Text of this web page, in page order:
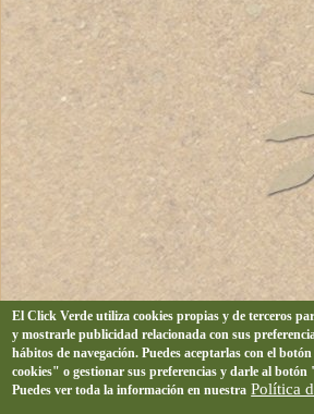
El Click Verde utiliza cookies propias y de terceros
y mostrarle publicidad relacionada con sus
hábitos de navegación. Puedes aceptarlas con el
cookies" o gestionar sus preferencias y darle al
Puedes ver toda la información en nuestra Política